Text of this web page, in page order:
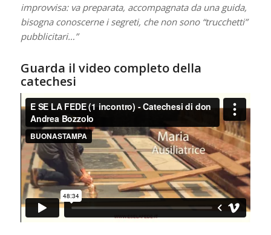
improvvisa: va preparata, accompagnata da una guida,
bisogna conoscerne i segreti, che non sono “trucchetti”
pubblicitari…”
Guarda il video completo della
catechesi